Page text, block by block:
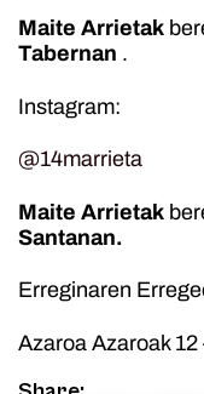
Maite Arrietak
Tabernan .
Instagram:
@14marrieta
Maite Arrietak
Santanan.
Erreginaren
Azaroa Azaroak